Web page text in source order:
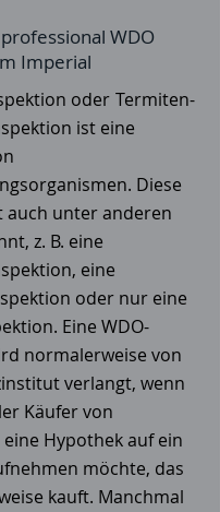
WDO
Imperial
oder Termiten-
ist eine
Diese
auch unter anderen
z. B. eine
eine
oder nur eine
Eine WDO-
normalerweise von
verlangt, wenn
Käufer von
Hypothek auf ein
möchte, das
kauft. Manchmal